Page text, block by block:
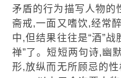
矛盾的行为描写人物的
斋戒,一面又嗜饮,经常
中,但结果往往是“酒”战
禅”了。短短两句诗,幽
形,放纵而无所顾忌的性